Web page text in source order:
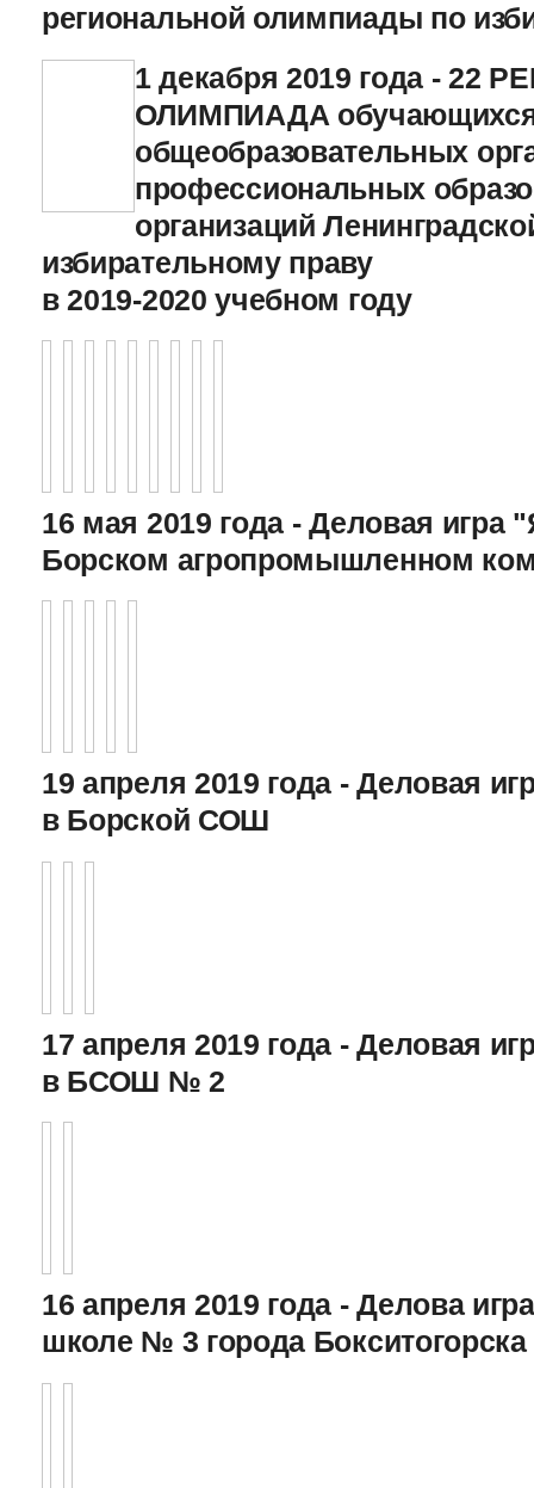
региональной олимпиады по
1 декабря 2019 года - 22
ОЛИМПИАДА
общеобразовательных
профессиональных
организаций
избирательному праву
в 2019-2020 учебном году
16 мая 2019 года - Деловая игра
Борском агропромышленном
19 апреля 2019 года - Деловая
в Борской СОШ
17 апреля 2019 года - Деловая
в БСОШ № 2
16 апреля 2019 года - Делова
школе № 3 города Бокситогорска